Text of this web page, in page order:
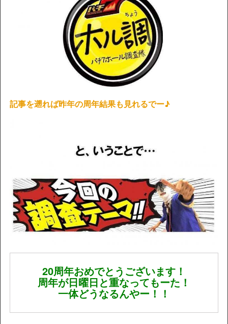
記事を遡れば昨年の周年結果も見れるでー♪
20周年おめでとうございます！
周年が日曜日と重なってもーた！
一体どうなるんやー！！